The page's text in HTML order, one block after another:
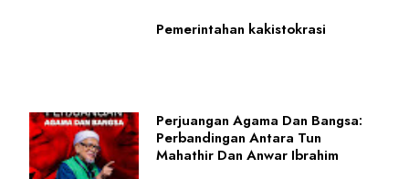
Pemerintahan kakistokrasi
Perjuangan Agama Dan Bangsa:
Perbandingan Antara Tun
Mahathir Dan Anwar Ibrahim